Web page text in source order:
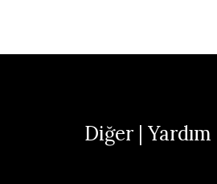
Diğer | Yardım